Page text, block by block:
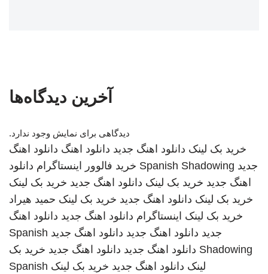
آخرین دیدگاه‌ها
دیدگاهی برای نمایش وجود ندارد.
خرید بک لینک دانلود اهنگ جدید دانلود اهنگ دانلود اهنگ
جدید Spanish Shadowing خرید فالوور اینستاگرام دانلود
اهنگ جدید خرید بک لینک دانلود اهنگ جدید خرید بک لینک
خرید بک لینک دانلود اهنگ جدید خرید بک لینک حمید هیراد
خرید بک لینک اینستاگرام دانلود اهنگ جدید دانلود اهنگ
جدید دانلود اهنگ جدید دانلود اهنگ جدید Spanish
Shadowing دانلود اهنگ جدید دانلود اهنگ جدید خرید بک
لینک دانلود اهنگ جدید خرید بک لینک Spanish